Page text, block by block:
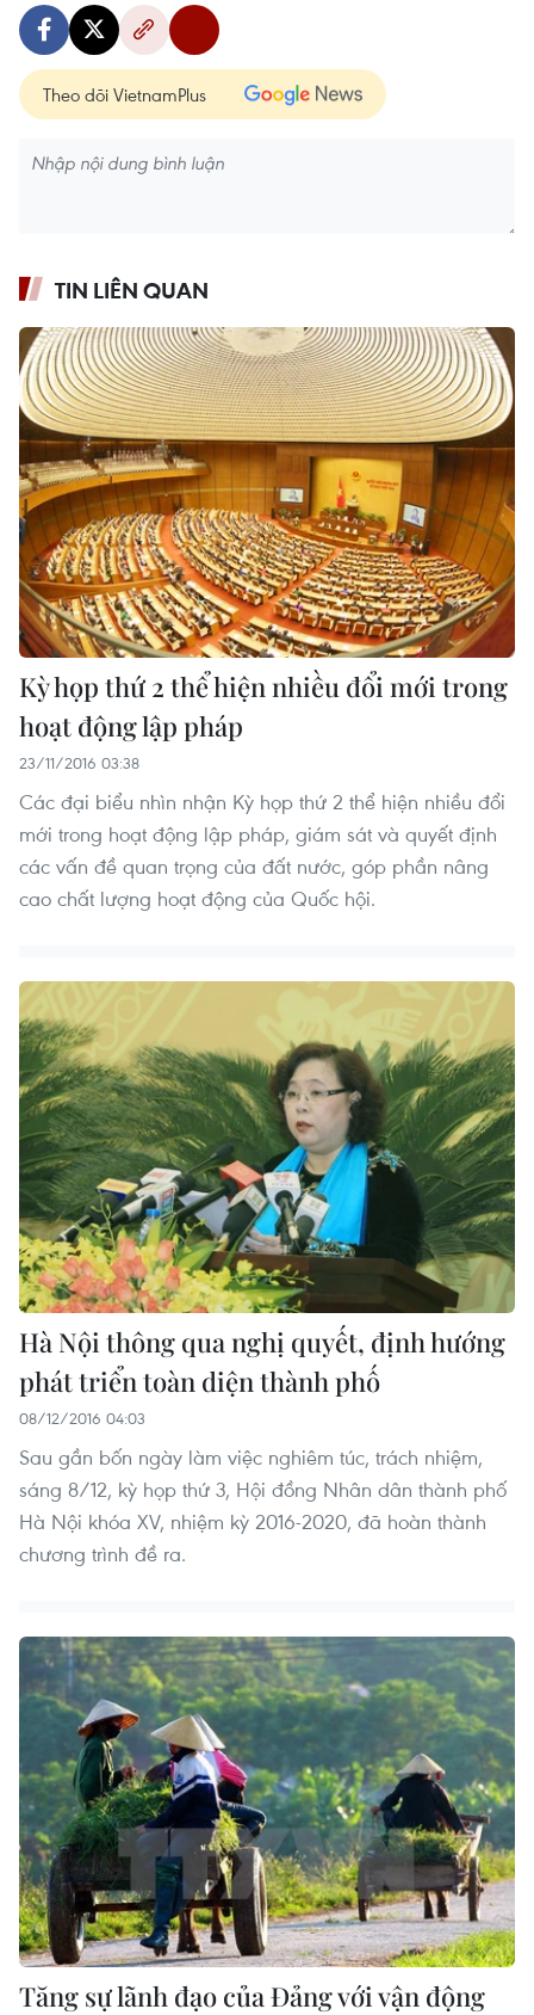
Theo dõi VietnamPlus
TIN LIÊN QUAN
Kỳ họp thứ 2 thể hiện nhiều đổi mới trong
hoạt động lập pháp
23/11/2016 03:38
Các đại biểu nhìn nhận Kỳ họp thứ 2 thể hiện nhiều đổi
mới trong hoạt động lập pháp, giám sát và quyết định
các vấn đề quan trọng của đất nước, góp phần nâng
cao chất lượng hoạt động của Quốc hội.
Hà Nội thông qua nghị quyết, định hướng
phát triển toàn diện thành phố
08/12/2016 04:03
Sau gần bốn ngày làm việc nghiêm túc, trách nhiệm,
sáng 8/12, kỳ họp thứ 3, Hội đồng Nhân dân thành phố
Hà Nội khóa XV, nhiệm kỳ 2016-2020, đã hoàn thành
chương trình đề ra.
Tăng sự lãnh đạo của Đảng với vận động